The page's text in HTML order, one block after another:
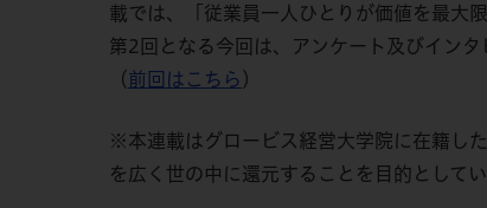
載では、「従業員一人ひとりが価値を最大
第2回となる今回は、アンケート及びイン
（前回はこちら ）
※本連載はグロービス経営大学院に在籍し
を広く世の中に還元することを目的としてい